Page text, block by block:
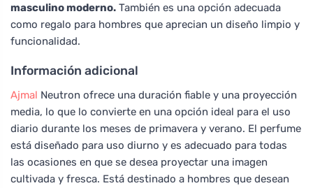
masculino moderno. También es una opción adecuada
como regalo para hombres que aprecian un diseño limpio y
funcionalidad.
Información adicional
Ajmal Neutron ofrece una duración fiable y una proyección
media, lo que lo convierte en una opción ideal para el uso
diario durante los meses de primavera y verano. El perfume
está diseñado para uso diurno y es adecuado para todas
las ocasiones en que se desea proyectar una imagen
cultivada y fresca. Está destinado a hombres que desean